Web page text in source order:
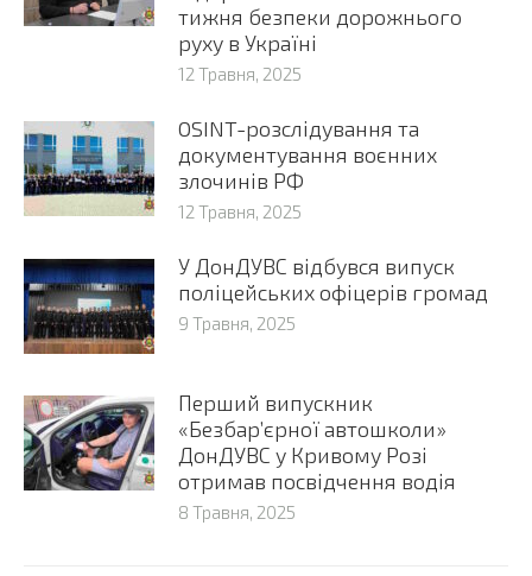
тижня безпеки дорожнього
руху в Україні
12 Травня, 2025
OSINT-розслідування та
документування воєнних
злочинів РФ
12 Травня, 2025
У ДонДУВС відбувся випуск
поліцейських офіцерів громад
9 Травня, 2025
Перший випускник
«Безбар’єрної автошколи»
ДонДУВС у Кривому Розі
отримав посвідчення водія
8 Травня, 2025